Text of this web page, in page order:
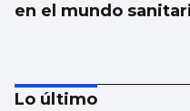
en el mundo
Lo último